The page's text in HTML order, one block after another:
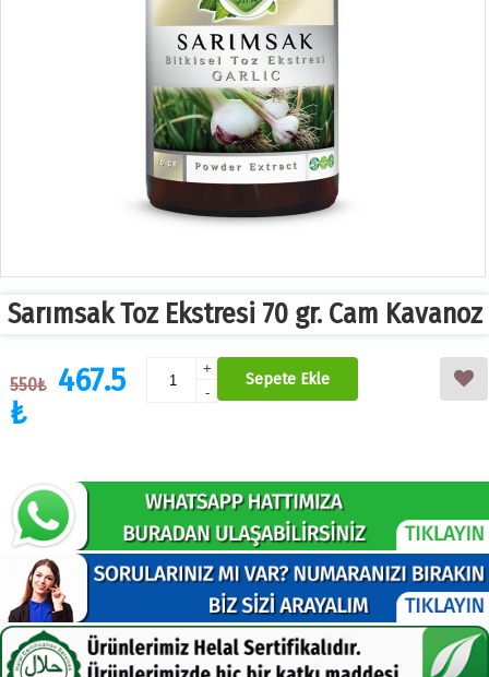
Sarımsak Toz Ekstresi 70 gr. Cam Kavanoz
550₺ 467.5
₺
+
-
Sepete Ekle